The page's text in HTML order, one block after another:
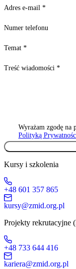
Adres e-mail *
Numer telefonu
Temat *
Treść wiadomości *
Wyrażam zgodę na
Polityką
Kursy i szkolenia
+48 601 357 865
kursy@zmid.org.pl
Projekty rekrutacyjne
+48 733 644 416
kariera@zmid.org.pl